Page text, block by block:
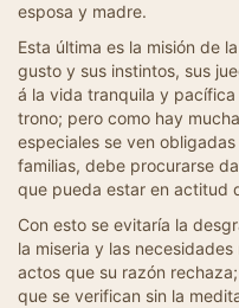
esposa y madre.
Esta última es la misión de
gusto y sus instintos, sus
á la vida tranquila y
trono; pero como hay
especiales se ven
familias, debe procurarse
que pueda estar en actitud
Con esto se evitaría la
la miseria y las
actos que su razón
que se verifican sin la